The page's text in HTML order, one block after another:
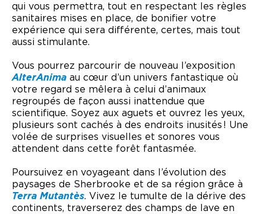
qui vous permettra, tout en respectant les règles
sanitaires mises en place, de bonifier votre
expérience qui sera différente, certes, mais tout
aussi stimulante.
Vous pourrez parcourir de nouveau l’exposition
AlterAnima au cœur d’un univers fantastique où
votre regard se mêlera à celui d’animaux
regroupés de façon aussi inattendue que
scientifique. Soyez aux aguets et ouvrez les yeux,
plusieurs sont cachés à des endroits inusités ! Une
volée de surprises visuelles et sonores vous
attendent dans cette forêt fantasmée.
Poursuivez en voyageant dans l’évolution des
paysages de Sherbrooke et de sa région grâce à
Terra Mutantès. Vivez le tumulte de la dérive des
continents, traverserez des champs de lave en